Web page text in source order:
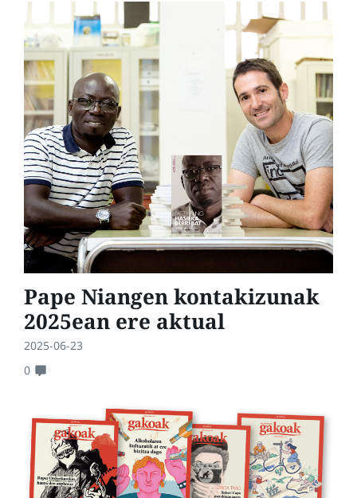
Pape Niangen kontakizunak
2025ean ere aktual
2025-06-23
0